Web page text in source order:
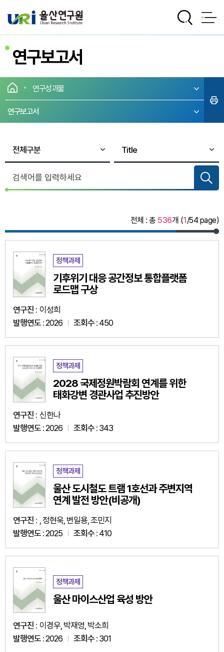
연구보고서
연구성과물
연구보고서
전체 : 총 536개 (1/54 page)
정책과제
기후위기 대응 공간정보 통합플랫폼
로드맵 구상
연구진 : 이성희
발행연도 :2026 조회수 : 450
정책과제
2028 국제정원박람회 연계를 위한
태화강변 경관사업 추진방안
연구진 : 신한나
발행연도 :2026 조회수 : 343
정책과제
울산 도시철도 트램 1호선과 주변지역
연계 발전 방안(비공개)
연구진 : , 정현욱, 변일용, 조민지
발행연도 :2025 조회수 : 410
정책과제
울산 마이스산업 육성 방안
연구진 : 이경우, 박재영, 박소희
발행연도 :2026 조회수 : 301